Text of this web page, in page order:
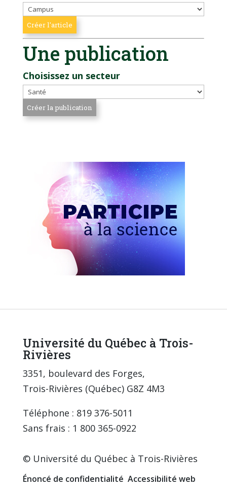
Une publication
Choisissez un secteur
Université du Québec à Trois-
Rivières
3351, boulevard des Forges,
Trois-Rivières (Québec) G8Z 4M3
Téléphone : 819 376-5011
Sans frais : 1 800 365-0922
© Université du Québec à Trois-Rivières
Énoncé de confidentialité Accessibilité web